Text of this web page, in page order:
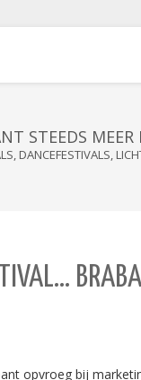
STEEDS MEER
DANCEFESTIVALS,
opvroeg bij